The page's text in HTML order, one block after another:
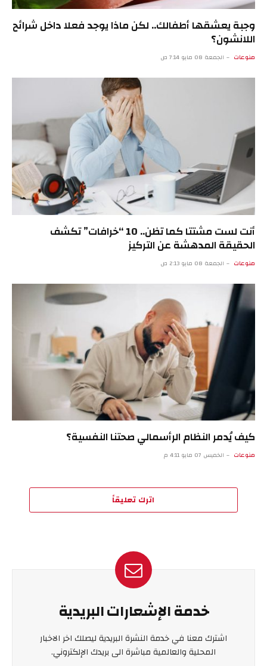
وجبة يعشقها أطفالك.. لكن ماذا يوجد فعلا داخل شرائح
اللانشون؟
منوعات الجمعة 08 مايو 7:14 ص
أنت لست مشتتا كما تظن.. 10 “خرافات” تكشف
الحقيقة المدهشة عن التركيز
منوعات الجمعة 08 مايو 2:13 ص
كيف يُدمر النظام الرأسمالي صحتنا النفسية؟
منوعات الخميس 07 مايو 4:11 م
اترك تعليقاً
خدمة الإشعارات البريدية
اشترك معنا في خدمة النشرة البريدية ليصلك اخر الاخبار
المحلية والعالمية مباشرة الى بريدك الإلكتروني.